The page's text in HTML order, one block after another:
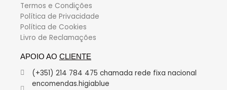
Termos e Condições
Política de Privacidade
Política de Cookies
Livro de Reclamações
APOIO AO CLIENTE
(+351) 214 784 475 chamada rede fixa nacional
encomendas.higiablue